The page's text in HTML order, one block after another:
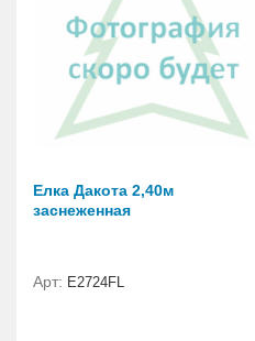
Елка Дакота 2,40м
заснеженная
Арт: Е2724FL